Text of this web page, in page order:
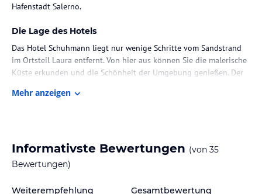
Hafenstadt Salerno.
Die Lage des Hotels
Das Hotel Schuhmann liegt nur wenige Schritte vom Sandstrand
im Ortsteil Laura entfernt. Von hier aus können Sie die malerische
Küste erkunden und die Schönheit der Umgebung genießen. Der
ausgestattet. Einige Zimmer bieten einen Balkon und alle Zimmer
bieten entweder Meerblick oder Bergblick.
Gastronomie im Hotel
Mehr anzeigen
Informativste Bewertungen (von 35
Bewertungen)
Weiterempfehlung Gesamtbewertung